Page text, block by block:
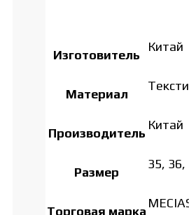
Изготовитель
Китай
Материал
Производитель
Китай
Размер
35, 36,
Торговая марка